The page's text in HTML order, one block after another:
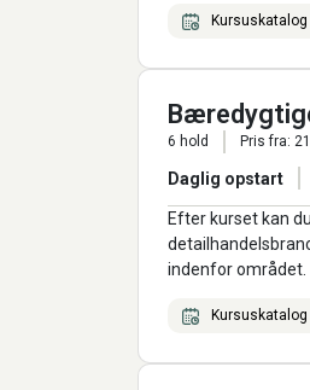
Kursuskatalog
6 hold Pris fra:
Daglig opstart
Efter kurset kan
indenfor området.
Kursuskatalog